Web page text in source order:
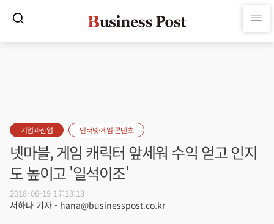
기업과산업 인터넷·게임·콘텐츠
넷마블, 게임 캐릭터 앞세워 수익 얻고 인지
도 높이고 '일석이조'
2018-06-19 17:13:13
서하나 기자 - hana@businesspost.co.kr